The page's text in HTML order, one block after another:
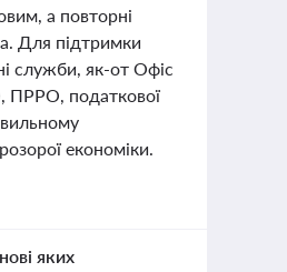
а повторні
Для підтримки
служби, як-от Офіс
ПРРО, податкової
економіки.
яких